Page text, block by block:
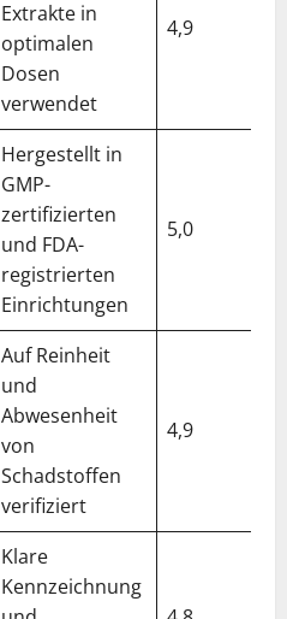
Extrakte in
optimalen
Dosen
verwendet
4,9
Hergestellt in
GMP-
zertifizierten
und FDA-
registrierten
Einrichtungen
5,0
Auf Reinheit
und
Abwesenheit
von
Schadstoffen
verifiziert
4,9
Klare
Kennzeichnung